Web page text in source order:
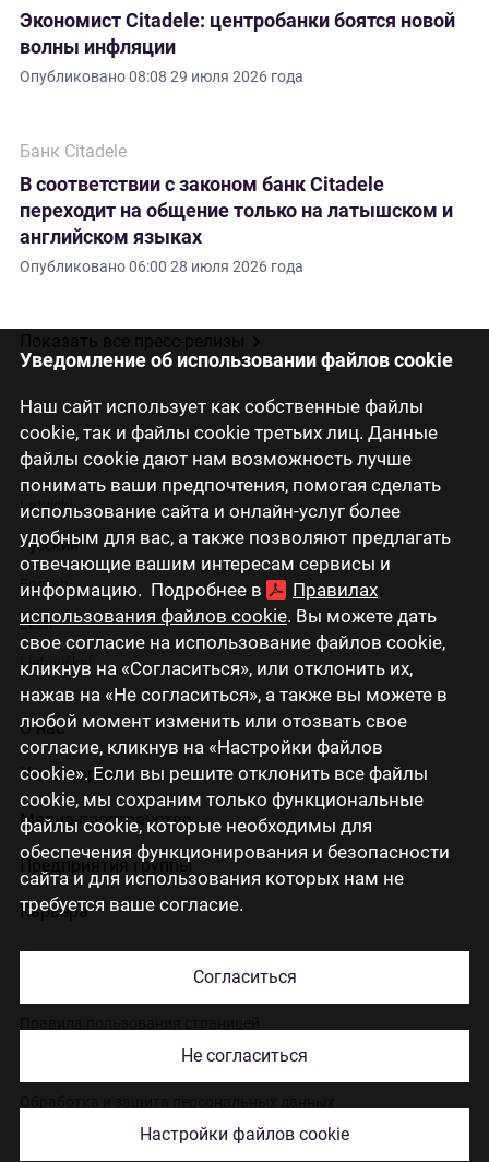
Уведомление об использовании файлов cookie
Наш сайт использует как собственные файлы
cookie, так и файлы cookie третьих лиц. Данные
файлы cookie дают нам возможность лучше
понимать ваши предпочтения, помогая сделать
использование сайта и онлайн-услуг более
удобным для вас, а также позволяют предлагать
отвечающие вашим интересам сервисы и
информацию. Подробнее в
Правилах
использования файлов cookie. Вы можете дать
свое согласие на использование файлов cookie,
кликнув на «Согласиться», или отклонить их,
нажав на «Не согласиться», а также вы можете в
любой момент изменить или отозвать свое
согласие, кликнув на «Настройки файлов
cookie». Если вы решите отклонить все файлы
cookie, мы сохраним только функциональные
файлы cookie, которые необходимы для
обеспечения функционирования и безопасности
сайта и для использования которых нам не
требуется ваше согласие.
Согласиться
Не согласиться
Настройки файлов cookie
Экономист Citadele: центробанки боятся новой
волны инфляции
Опубликовано08:08 29 июля 2026 года
Банк Citadele
В соответствии с законом банк Citadele
переходит на общение только на латышском и
английском языках
Опубликовано06:00 28 июля 2026 года
Latviski
Русский
English
Eesti
Lietuviškai
О нас
Инвесторам
Медиа-пространство
Предприятия группы
Карьера
Контакты
Использование cookies
© 2026 Citadele Group